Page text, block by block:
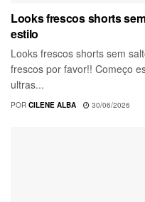
Looks frescos shorts
estilo
Looks frescos shorts sem
frescos por favor!! Começo
ultras...
POR CILENE ALBA 30/06/2026